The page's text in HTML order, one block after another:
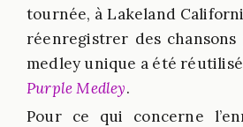
tournée, à Lakeland
réenregistrer des
medley unique a été
Purple Medley.
Pour ce qui concerne